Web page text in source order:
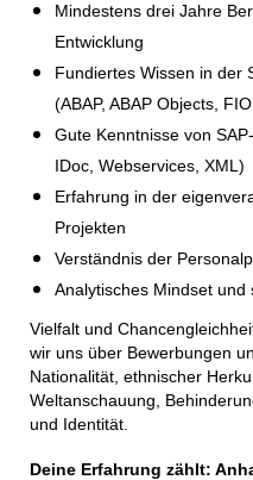
Mindestens drei Jahre
Entwicklung
Fundiertes Wissen in der
(ABAP, ABAP Objects,
Gute Kenntnisse von
IDoc, Webservices, XML)
Erfahrung in der
Projekten
Verständnis der
Analytisches Mindset und
Vielfalt und
wir uns über Bewerbungen
Nationalität, ethnischer
Weltanschauung,
und Identität.
Deine Erfahrung zählt: